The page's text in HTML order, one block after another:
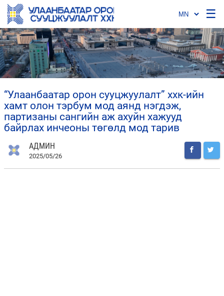
☰
“улаанбаатар орон сууцжуулалт” ххк-ийн
хамт олон тэрбум мод аянд нэгдэж,
партизаны сангийн аж ахуйн хажууд
байрлах инчеоны төгөлд мод тарив
АДМИН
2025/05/26